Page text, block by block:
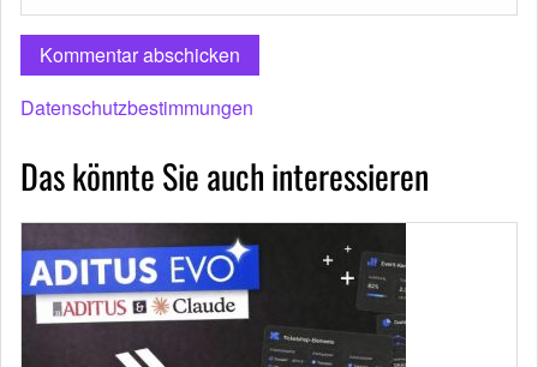
Datenschutzbestimmungen
Das könnte Sie auch interessieren